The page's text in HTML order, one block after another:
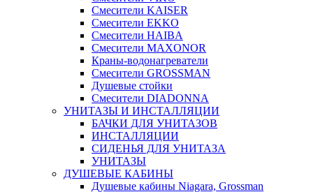
Смесители KAISER
Смесители EKKO
Смесители HAIBA
Смесители MAXONOR
Краны-водонагреватели
Смесители GROSSMAN
Душевые стойки
Смесители DIADONNA
УНИТАЗЫ И ИНСТАЛЛЯЦИИ
БАЧКИ ДЛЯ УНИТАЗОВ
ИНСТАЛЛЯЦИИ
СИДЕНЬЯ ДЛЯ УНИТАЗА
УНИТАЗЫ
ДУШЕВЫЕ КАБИНЫ
Душевые кабины Niagara, Grossman